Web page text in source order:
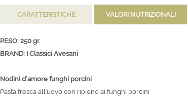
CARATTERISTICHE VALORI NUTRIZIONALI
PESO: 250 gr.
BRAND: I Classici Avesani
Nodini d’amore funghi porcini
Pasta fresca all’uovo con ripieno ai funghi porcini